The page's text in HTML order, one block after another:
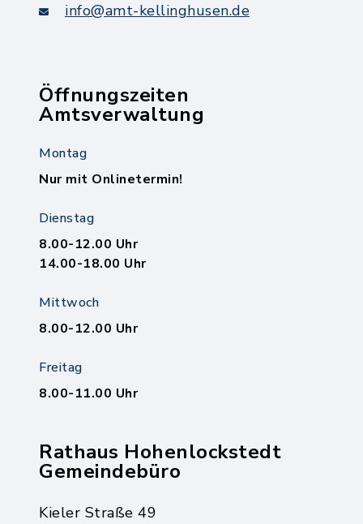
info@amt-kellinghusen.de
Öffnungszeiten
Amtsverwaltung
Montag
Nur mit Onlinetermin!
Dienstag
8.00-12.00 Uhr
14.00-18.00 Uhr
Mittwoch
8.00-12.00 Uhr
Freitag
8.00-11.00 Uhr
Rathaus Hohenlockstedt
Gemeindebüro
Kieler Straße 49